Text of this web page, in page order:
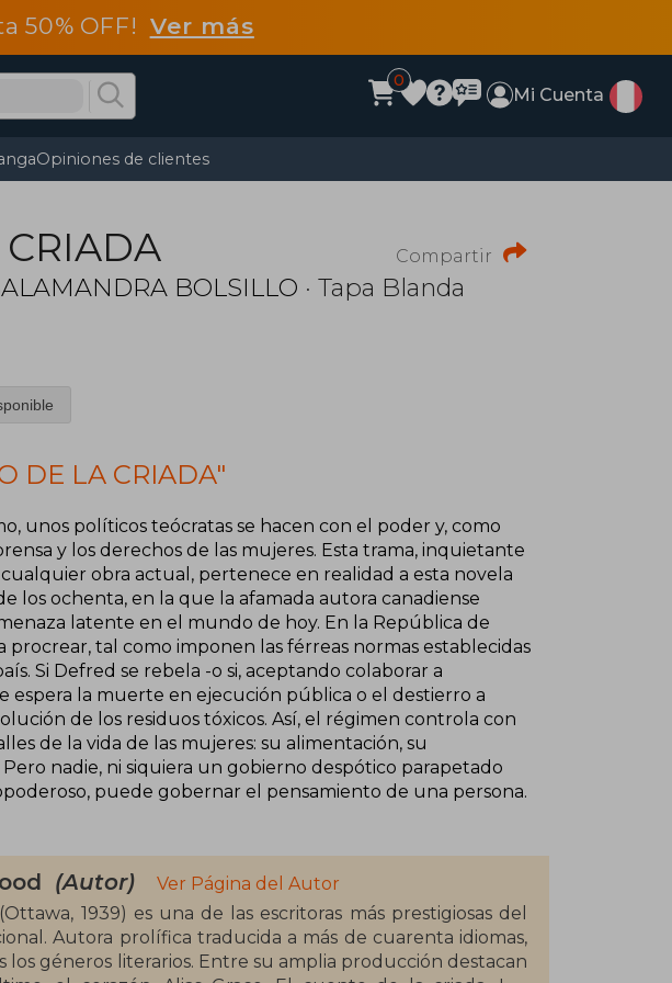
50% OFF! Ver más
0
Mi Cuenta
Opiniones de clientes
Compartir
BOLSILLO · Tapa Blanda
DE LA CRIADA"
unos políticos teócratas se hacen con el poder y, como
y los derechos de las mujeres. Esta trama, inquietante
obra actual, pertenece en realidad a esta novela
los ochenta, en la que la afamada autora canadiense
latente en el mundo de hoy. En la República de
procrear, tal como imponen las férreas normas establecidas
Si Defred se rebela -o si, aceptando colaborar a
espera la muerte en ejecución pública o el destierro a
de los residuos tóxicos. Así, el régimen controla con
de la vida de las mujeres: su alimentación, su
nadie, ni siquiera un gobierno despótico parapetado
puede gobernar el pensamiento de una persona.
(Autor)
Ver Página del Autor
1939) es una de las escritoras más prestigiosas del
Autora prolífica traducida a más de cuarenta idiomas,
los géneros literarios. Entre su amplia producción destacan